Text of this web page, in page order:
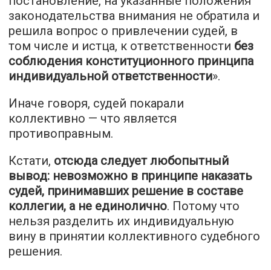
законодательства внимания не обратила и
решила вопрос о привлечении судей, в
том числе и истца, к ответственности без
соблюдения конституционного принципа
индивидуальной ответственности».
Иначе говоря, судей покарали
коллективно — что является
противоправным.
Кстати, отсюда следует любопытный
вывод: невозможно в принципе наказать
судей, принимавших решение в составе
коллегии, а не единолично. Потому что
нельзя разделить их индивидуальную
вину в принятии коллективного судебного
решения.